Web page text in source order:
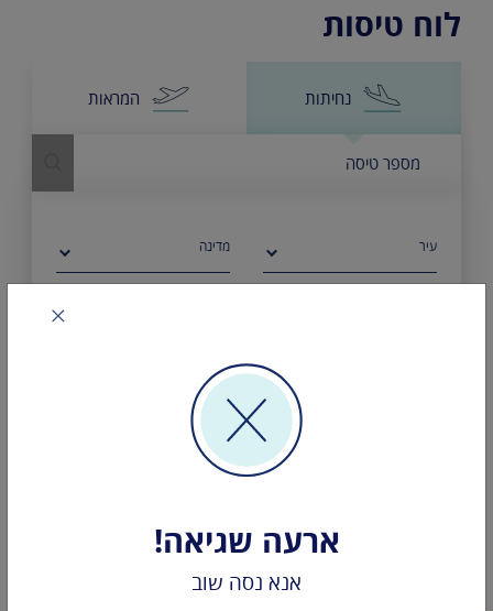
לוח טיסות
נחיתות המראות
מספר טיסה
עיר מדינה
ארעה שגיאה!
אנא נסה שוב